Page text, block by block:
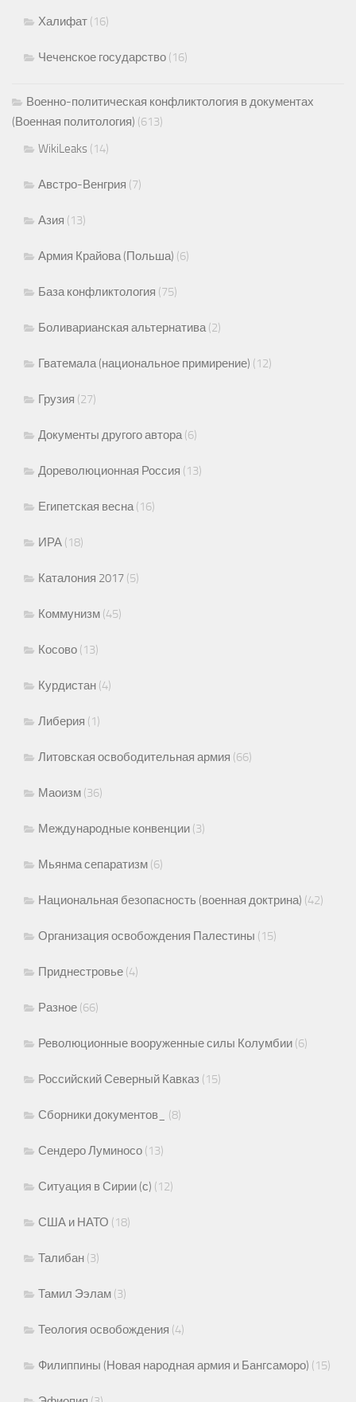
Халифат (16)
Чеченское государство (16)
Военно-политическая конфликтология в документах
(Военная политология) (613)
WikiLeaks (14)
Австро-Венгрия (7)
Азия (13)
Армия Крайова (Польша) (6)
База конфликтология (75)
Боливарианская альтернатива(2)
Гватемала (национальное примирение) (12)
Грузия (27)
Документы другого автора(6)
Дореволюционная Россия (13)
Египетская весна(16)
ИРА (18)
Каталония 2017 (5)
Коммунизм (45)
Косово (13)
Курдистан (4)
Либерия (1)
Литовская освободительная армия (66)
Маоизм (36)
Международные конвенции (3)
Мьянма сепаратизм (6)
Национальная безопасность (военная доктрина) (42)
Организация освобождения Палестины (15)
Приднестровье (4)
Разное (66)
Революционные вооруженные силы Колумбии (6)
Российский Северный Кавказ (15)
Сборники документов_ (8)
Сендеро Луминосо (13)
Ситуация в Сирии (с) (12)
США и НАТО (18)
Талибан (3)
Тамил Ээлам (3)
Теология освобождения (4)
Филиппины (Новая народная армия и Бангсаморо) (15)